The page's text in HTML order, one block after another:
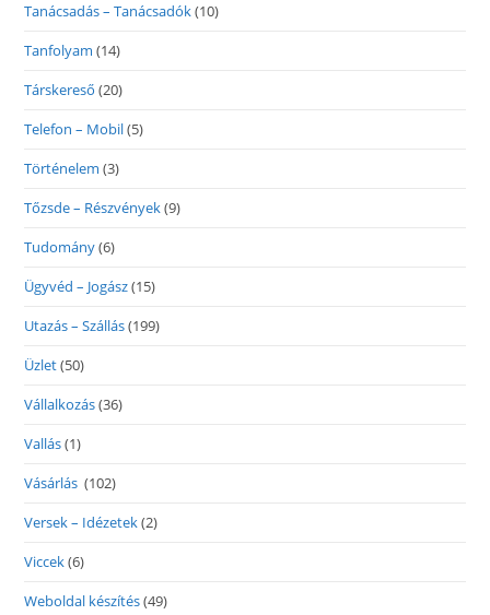
Tanácsadás – Tanácsadók(10)
Tanfolyam (14)
Társkereső (20)
Telefon – Mobil(5)
Történelem (3)
Tőzsde – Részvények(9)
Tudomány(6)
Ügyvéd – Jogász(15)
Utazás – Szállás(199)
Üzlet(50)
Vállalkozás(36)
Vallás(1)
Vásárlás (102)
Versek – Idézetek(2)
Viccek(6)
Weboldal készítés(49)